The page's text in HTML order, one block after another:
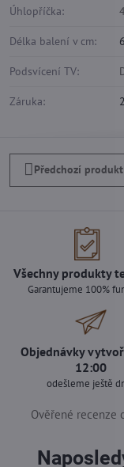
Úhlopříčka:
Délka balení v cm:
Podsvícení TV:
Záruka:
Předchozí produkt
Všechny produkty
Garantujeme 100%
Objednávky
12:00
odešleme ještě
Ověřené recenze